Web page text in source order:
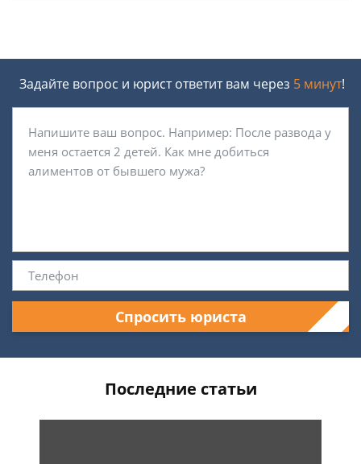
Задайте вопрос и юрист ответит вам через 5 минут!
Спросить юриста
Последние статьи